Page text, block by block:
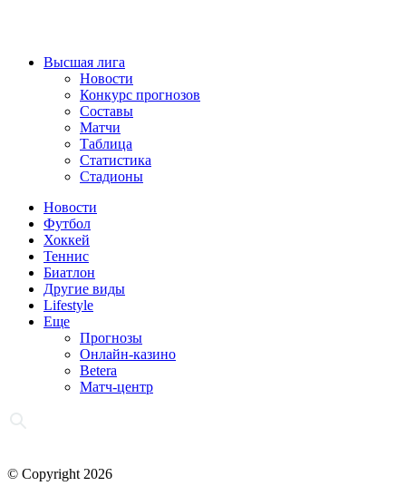
Высшая лига
Новости
Конкурс прогнозов
Составы
Матчи
Таблица
Статистика
Стадионы
Новости
Футбол
Хоккей
Теннис
Биатлон
Другие виды
Lifestyle
Еще
Прогнозы
Онлайн-казино
Betera
Матч-центр
© Copyright 2026